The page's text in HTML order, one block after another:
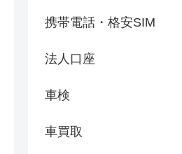
携帯電話・格安SIM
法人口座
車検
車買取